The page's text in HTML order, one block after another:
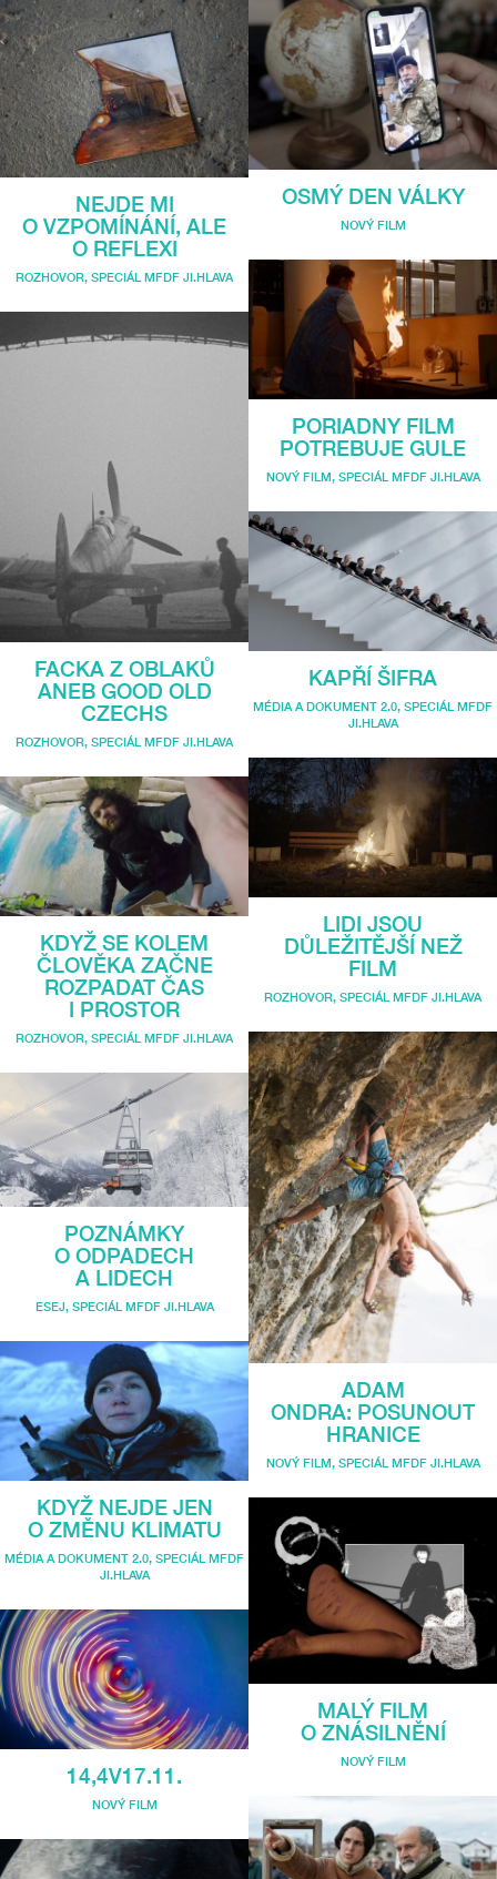
NEJDE MI
O VZPOMÍNÁNÍ, ALE
O REFLEXI
ROZHOVOR SPECIÁL MFDF JI.HLAVA
FACKA Z OBLAKŮ
ANEB GOOD OLD
CZECHS
ROZHOVOR, SPECIÁL MFDF JI.HLAVA
KDYŽ SE KOLEM
ČLOVĚKA ZAČNE
ROZPADAT ČAS
I PROSTOR
ROZHOVOR, SPECIÁL MFDF JI.HLAVA
POZNÁMKY
O ODPADECH
A LIDECH
ESEJ, SPECIÁL MFDF JI.HLAVA
KDYŽ NEJDE JEN
O ZMĚNU KLIMATU
MÉDIA A DOKUMENT 2.0, SPECIÁL MFDF
JI.HLAVA
14,4V17.11.
NOVÝ FILM
OSMÝ DEN VÁLKY
NOVÝ FILM
PORIADNY FILM
POTREBUJE GULE
NOVÝ FILM, SPECIÁL MFDF JI.HLAVA
KAPŘÍ ŠIFRA
MÉDIA A DOKUMENT 2.0, SPECIÁL MFDF
JI.HLAVA
LIDI JSOU
DŮLEŽITĚJŠÍ NEŽ
FILM
ROZHOVOR, SPECIÁL MFDF JI.HLAVA
ADAM
ONDRA: POSUNOUT
HRANICE
NOVÝ FILM, SPECIÁL MFDF JI.HLAVA
MALÝ FILM
O ZNÁSILNĚNÍ
NOVÝ FILM